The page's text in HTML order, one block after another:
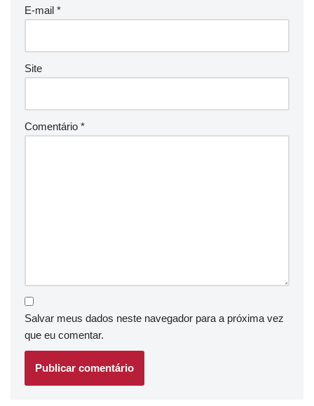
E-mail *
Site
Comentário *
Salvar meus dados neste navegador para a próxima vez
que eu comentar.